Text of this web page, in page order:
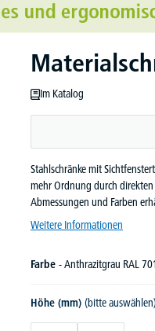
Im Katalog
Stahlschränke mit
mehr Ordnung durch direkten
Abmessungen und Farben
Weitere Informationen
Farbe - Anthrazitgrau RAL
Höhe (mm) (bitte auswählen)